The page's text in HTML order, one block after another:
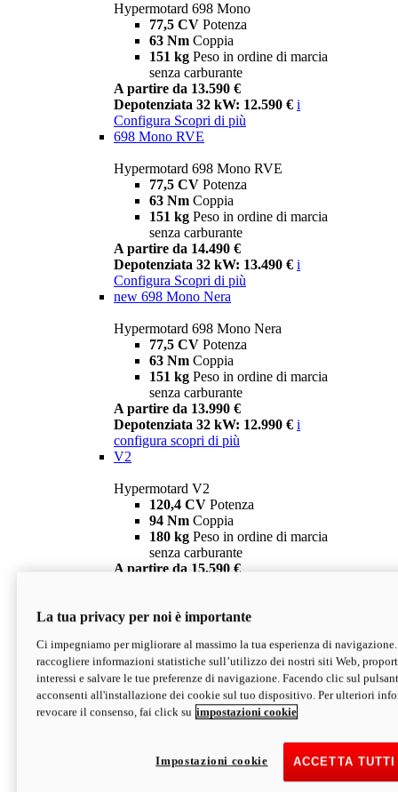
Hypermotard 698 Mono
77,5 CV Potenza
63 Nm Coppia
151 kg Peso in ordine di marcia
senza carburante
A partire da 13.590 €
Depotenziata 32 kW: 12.590 € i
Configura Scopri di più
698 Mono RVE
Hypermotard 698 Mono RVE
77,5 CV Potenza
63 Nm Coppia
151 kg Peso in ordine di marcia
senza carburante
A partire da 14.490 €
Depotenziata 32 kW: 13.490 € i
Configura Scopri di più
new 698 Mono Nera
Hypermotard 698 Mono Nera
77,5 CV Potenza
63 Nm Coppia
151 kg Peso in ordine di marcia
senza carburante
A partire da 13.990 €
Depotenziata 32 kW: 12.990 € i
configura scopri di più
V2
Hypermotard V2
120,4 CV Potenza
94 Nm Coppia
180 kg Peso in ordine di marcia
senza carburante
A partire da 15.590 €
V2 SP
Hypermotard V2 SP
120,4 CVPotenza
94 NmCoppia
177 kgPeso in ordine di marcia
senza carburante
Depotenziata 35 kW: 18.890 € i
configura scopri di più
La tua privacy per noi è importante
Ci impegniamo per migliorare al massimo la tua esperienza di
raccogliere informazioni statistiche sull’utilizzo dei nostri siti Web,
interessi e salvare le tue preferenze di navigazione. Facendo clic sul
acconsenti all'installazione dei cookie sul tuo dispositivo. Per ulteriori
revocare il consenso, fai click su impostazioni cookie
ACCETTA
Impostazioni cookie